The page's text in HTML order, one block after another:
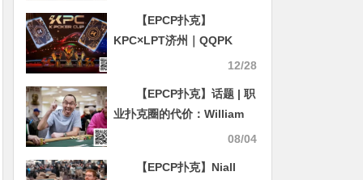
【EPCP扑克】
KPC×LPT济州｜QQPK
Champion Pass十万刀活动
闪耀陪你一路嗨到2026！
12/28
【EPCP扑克】话题 | 职
业扑克圈的代价：William
Kassouf的WSOP天价罚单
08/04
【EPCP扑克】Niall